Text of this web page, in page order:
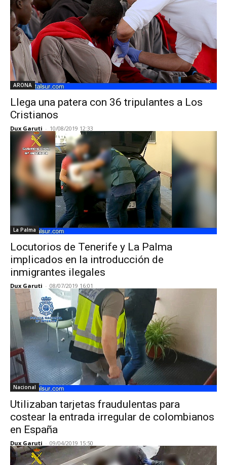
ARONA
Llega una patera con 36 tripulantes a Los
Cristianos
Dux Garuti - 10/08/2019 12:33
La Palma
Locutorios de Tenerife y La Palma
implicados en la introducción de
inmigrantes ilegales
Dux Garuti - 08/07/2019 16:01
Nacional
Utilizaban tarjetas fraudulentas para
costear la entrada irregular de colombianos
en España
Dux Garuti - 09/04/2019 15:50